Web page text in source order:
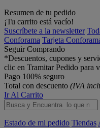
Resumen de tu pedido
¡Tu carrito está vacío!
Suscríbete a la newsletter
Conforama Tarjeta
Seguir Comprando
*Descuentos, cupones y
clic en Tramitar Pedido para
Pago 100% seguro
Total con descuento (IVA
Ir Al Carrito
Estado de mi pedido Tiendas